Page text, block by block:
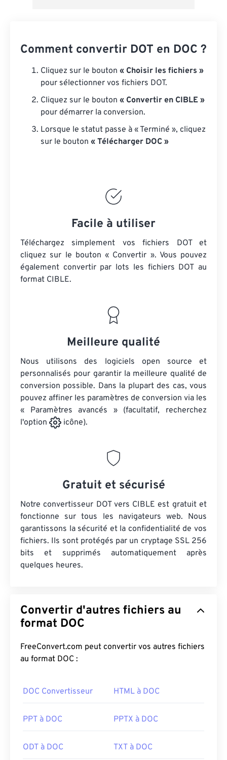
Comment convertir DOT en DOC ?
Cliquez sur le bouton « Choisir les fichiers »
pour sélectionner vos fichiers DOT.
Cliquez sur le bouton « Convertir en CIBLE »
pour démarrer la conversion.
Lorsque le statut passe à « Terminé », cliquez
sur le bouton « Télécharger DOC »
Facile à utiliser
Téléchargez simplement vos fichiers DOT et
cliquez sur le bouton « Convertir ». Vous pouvez
également convertir par lots les fichiers DOT au
format CIBLE.
Meilleure qualité
Nous utilisons des logiciels open source et
personnalisés pour garantir la meilleure qualité de
conversion possible. Dans la plupart des cas, vous
pouvez affiner les paramètres de conversion via les
« Paramètres avancés » (facultatif, recherchez
l'option
icône).
Gratuit et sécurisé
Notre convertisseur DOT vers CIBLE est gratuit et
fonctionne sur tous les navigateurs web. Nous
garantissons la sécurité et la confidentialité de vos
fichiers. Ils sont protégés par un cryptage SSL 256
bits et supprimés automatiquement après
quelques heures.
Convertir d'autres fichiers au
format DOC
FreeConvert.com peut convertir vos autres fichiers
au format DOC :
DOC Convertisseur HTML à DOC
PPT à DOC PPTX à DOC
ODT à DOC TXT à DOC